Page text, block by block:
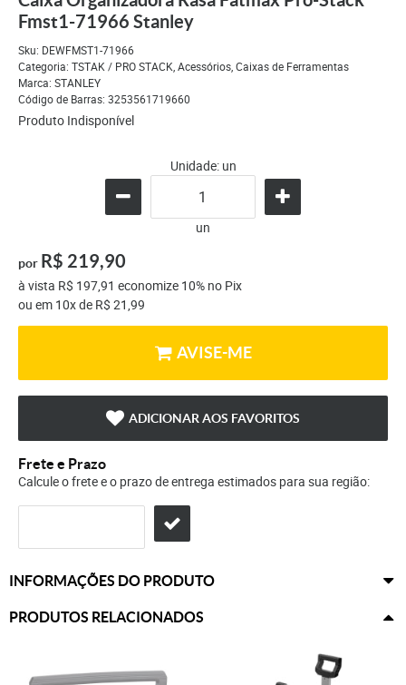
Fmst1-71966 Stanley
Sku: DEWFMST1-71966
Categoria: TSTAK / PRO STACK,Acessórios,Caixas de Ferramentas
Marca: STANLEY
Código de Barras: 3253561719660
Produto Indisponível
Unidade: un
un
por R$ 219,90
à vista R$ 197,91 economize 10% no Pix
ou em 10xde R$ 21,99
AVISE-ME
ADICIONAR AOS FAVORITOS
Frete e Prazo
Calcule o frete e o prazo de entrega estimados para sua região:
INFORMAÇÕES DO PRODUTO
PRODUTOS RELACIONADOS